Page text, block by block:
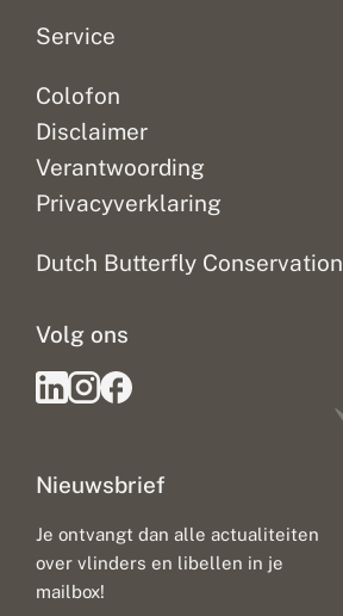
Service
Colofon
Disclaimer
Verantwoording
Privacyverklaring
Dutch Butterfly Conservation
Nieuwsbrief
Je ontvangt dan alle actualiteiten
over vlinders en libellen in je
mailbox!
Volg ons